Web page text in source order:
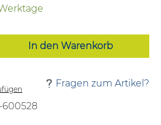
Gib den
In den Warenkorb
Fragen zum Artikel?
600528